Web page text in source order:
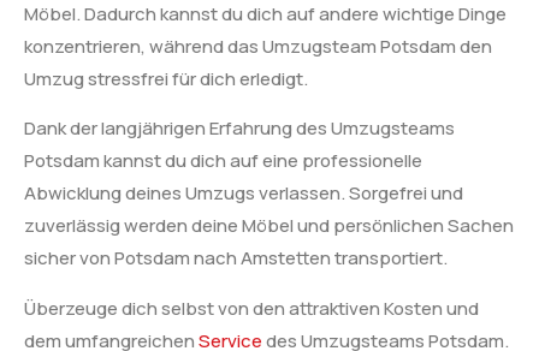
Möbel. Dadurch kannst du dich auf andere wichtige Dinge
konzentrieren, während das Umzugsteam Potsdam den
Umzug stressfrei für dich erledigt.
Dank der langjährigen Erfahrung des Umzugsteams
Potsdam kannst du dich auf eine professionelle
Abwicklung deines Umzugs verlassen. Sorgefrei und
zuverlässig werden deine Möbel und persönlichen Sachen
sicher von Potsdam nach Amstetten transportiert.
Überzeuge dich selbst von den attraktiven Kosten und
dem umfangreichenServicedes Umzugsteams Potsdam.